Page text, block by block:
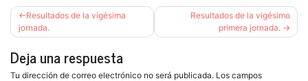
Navegación
de
entradas
Resultados de la vigésima
jornada.
Resultados de la vigésimo
primera jornada.
Deja una respuesta
Tu dirección de correo electrónico no será publicada. Los campos